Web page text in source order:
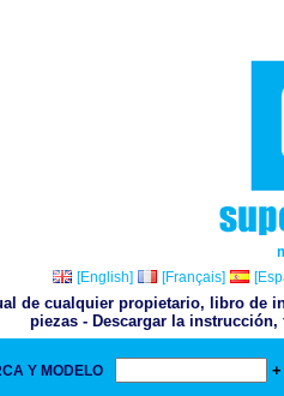
[English]
[Français]
de cualquier propietario, libro de
piezas - Descargar la
Y MODELO +